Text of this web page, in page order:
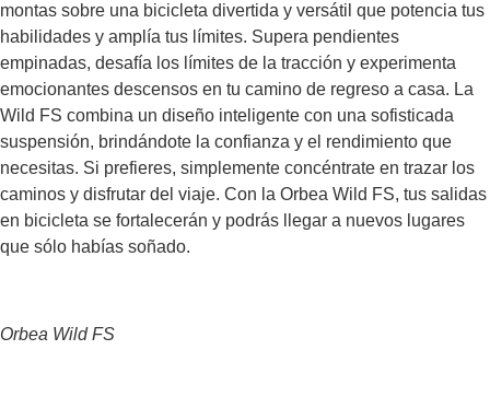
montas sobre una bicicleta divertida y versátil que potencia tus
habilidades y amplía tus límites. Supera pendientes
empinadas, desafía los límites de la tracción y experimenta
emocionantes descensos en tu camino de regreso a casa. La
Wild FS combina un diseño inteligente con una sofisticada
suspensión, brindándote la confianza y el rendimiento que
necesitas. Si prefieres, simplemente concéntrate en trazar los
caminos y disfrutar del viaje. Con la Orbea Wild FS, tus salidas
en bicicleta se fortalecerán y podrás llegar a nuevos lugares
que sólo habías soñado.
Orbea Wild FS